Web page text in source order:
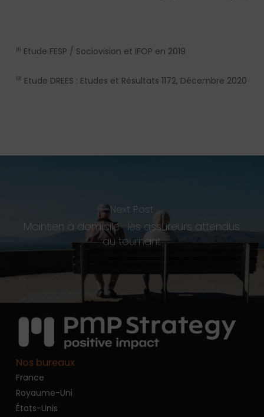
[1] Etude FESP / Sociovision et IFOP en 2019
[2] Etude DREES : Etudes et Résultats 1172, Décembre 2020
Next Post
Maintien à domicile : les assureurs attendus
au tournant
Nos bureaux
France
Royaume-Uni
États-Unis